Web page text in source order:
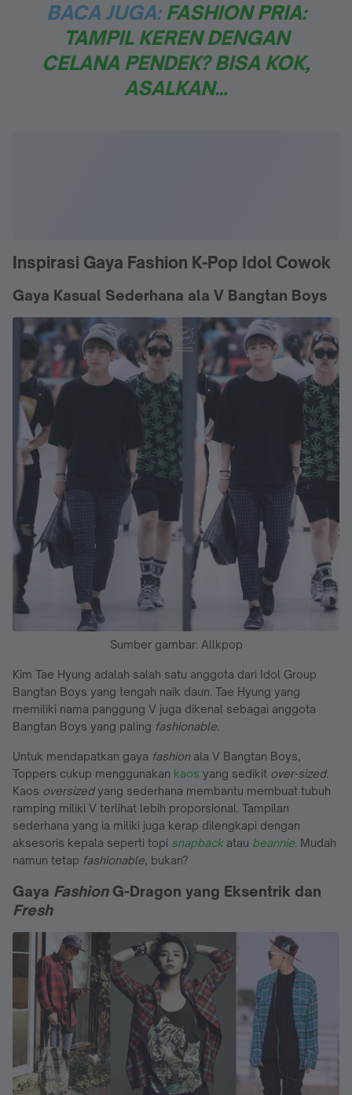
BACA JUGA:FASHION PRIA:
TAMPIL KEREN DENGAN
CELANA PENDEK? BISA KOK,
ASALKAN…
Inspirasi Gaya Fashion K-Pop Idol Cowok
Gaya Kasual Sederhana ala V Bangtan Boys
Sumber gambar: Allkpop
Kim Tae Hyung adalah salah satu anggota dari Idol Group
Bangtan Boys yang tengah naik daun. Tae Hyung yang
memiliki nama panggung V juga dikenal sebagai anggota
Bangtan Boys yang paling fashionable.
Untuk mendapatkan gaya fashionala V Bangtan Boys,
Toppers cukup menggunakan kaos yang sedikit over-sized.
Kaos oversizedyang sederhana membantu membuat tubuh
ramping miliki V terlihat lebih proporsional. Tampilan
sederhana yang ia miliki juga kerap dilengkapi dengan
aksesoris kepala seperti topi snapbackatau beannie. Mudah
namun tetap fashionable, bukan?
Gaya FashionG-Dragon yang Eksentrik dan
Fresh